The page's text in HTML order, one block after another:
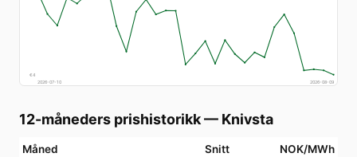
€4
2026-07-10
2026-08-09
12-måneders prishistorikk— Knivsta
Måned Snitt NOK/MWh